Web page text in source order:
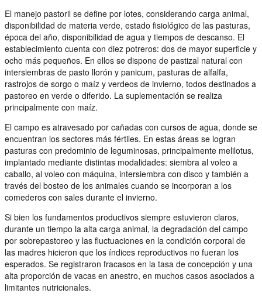
El manejo pastoril se define por lotes, considerando carga animal,
disponibilidad de materia verde, estado fisiológico de las pasturas,
época del año, disponibilidad de agua y tiempos de descanso. El
establecimiento cuenta con diez potreros: dos de mayor superficie y
ocho más pequeños. En ellos se dispone de pastizal natural con
intersiembras de pasto llorón y panicum, pasturas de alfalfa,
rastrojos de sorgo o maíz y verdeos de invierno, todos destinados a
pastoreo en verde o diferido. La suplementación se realiza
principalmente con maíz.
El campo es atravesado por cañadas con cursos de agua, donde se
encuentran los sectores más fértiles. En estas áreas se logran
pasturas con predominio de leguminosas, principalmente melilotus,
implantado mediante distintas modalidades: siembra al voleo a
caballo, al voleo con máquina, intersiembra con disco y también a
través del bosteo de los animales cuando se incorporan a los
comederos con sales durante el invierno.
Si bien los fundamentos productivos siempre estuvieron claros,
durante un tiempo la alta carga animal, la degradación del campo
por sobrepastoreo y las fluctuaciones en la condición corporal de
las madres hicieron que los índices reproductivos no fueran los
esperados. Se registraron fracasos en la tasa de concepción y una
alta proporción de vacas en anestro, en muchos casos asociados a
limitantes nutricionales.